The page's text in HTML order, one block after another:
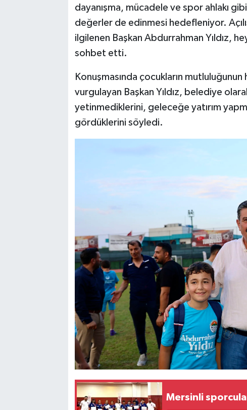
dayanışma, mücadele ve spor ahlakı
değerler de edinmesi hedefleniyor.
ilgilenen Başkan Abdurrahman Yıldız,
sohbet etti.
Konuşmasında çocukların
vurgulayan Başkan Yıldız, belediye
yetinmediklerini, geleceğe yatırım
gördüklerini söyledi.
Mersinli